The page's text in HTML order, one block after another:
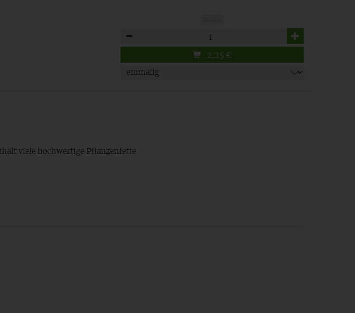
2,25 €
viele hochwertige Pflanzenfette